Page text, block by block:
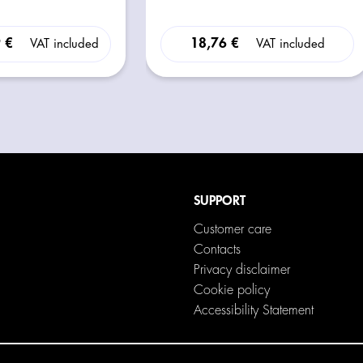
€ VAT included 18,76 € VAT included
SUPPORT
Customer care
Contacts
Privacy disclaimer
Cookie policy
Accessibility Statement